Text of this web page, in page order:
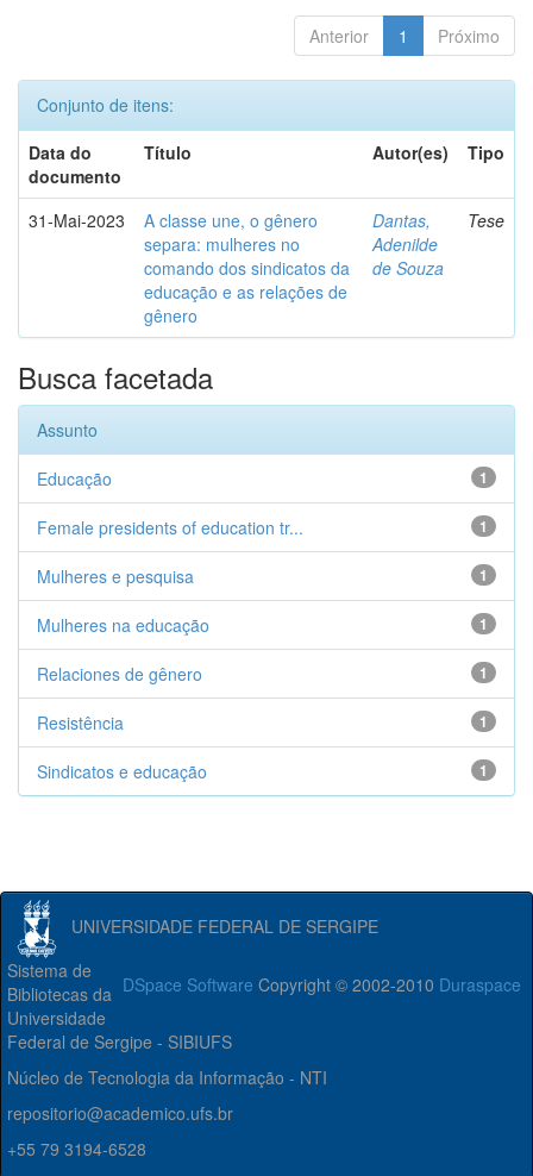
Anterior 1 Próximo
Conjunto de itens:
Data do
documento
Título Autor(es) Tipo
31-Mai-2023
A classe une, o gênero
separa: mulheres no
comando dos sindicatos da
educação e as relações de
gênero
Dantas,
Adenilde
de Souza
Tese
Busca facetada
Assunto
1
Educação
1
Female presidents of education tr...
1
Mulheres e pesquisa
1
Mulheres na educação
1
Relaciones de gênero
1
Resistência
1
Sindicatos e educação
UNIVERSIDADE FEDERAL DE SERGIPE
DSpace Software Copyright © 2002-2010 Duraspace
Sistema de
Bibliotecas da
Universidade
Federal de Sergipe - SIBIUFS
Núcleo de Tecnologia da Informação - NTI
repositorio@academico.ufs.br
+55 79 3194-6528